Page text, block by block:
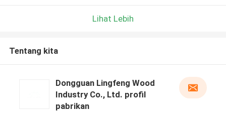
Lihat Lebih
Tentang kita
Dongguan Lingfeng Wood
Industry Co., Ltd. profil
pabrikan